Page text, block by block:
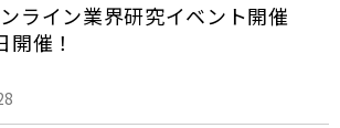
ンライン業界研究イベント開催
催！